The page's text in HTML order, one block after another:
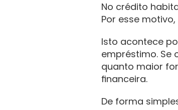
No crédito
Por esse
Isto acontece
empréstimo. Se
quanto maior
financeira.
De forma